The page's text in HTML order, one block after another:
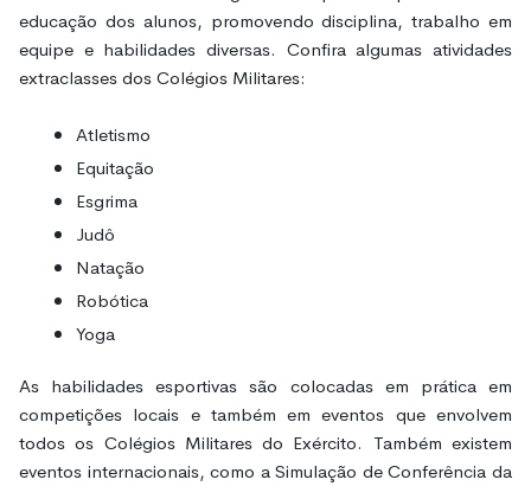
educação dos alunos, promovendo disciplina, trabalho em
equipe e habilidades diversas. Confira algumas atividades
extraclasses dos Colégios Militares:
Atletismo
Equitação
Esgrima
Judô
Natação
Robótica
Yoga
As habilidades esportivas são colocadas em prática em
competições locais e também em eventos que envolvem
todos os Colégios Militares do Exército. Também existem
eventos internacionais, como a Simulação de Conferência da